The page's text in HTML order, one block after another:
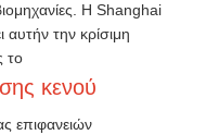
Η Shanghai
αυτήν την κρίσιμη
το
κενού
επιφανειών